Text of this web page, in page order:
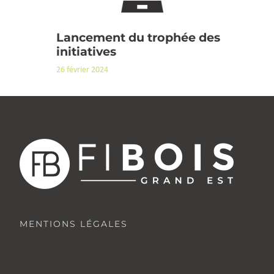
Lancement du trophée des
initiatives
26 février 2024
MENTIONS LÉGALES